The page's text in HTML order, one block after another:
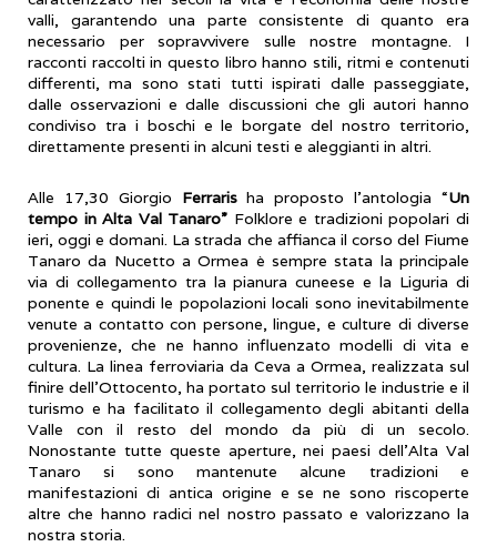
valli, garantendo una parte consistente di quanto era
necessario per sopravvivere sulle nostre montagne. I
racconti raccolti in questo libro hanno stili, ritmi e contenuti
differenti, ma sono stati tutti ispirati dalle passeggiate,
dalle osservazioni e dalle discussioni che gli autori hanno
condiviso tra i boschi e le borgate del nostro territorio,
direttamente presenti in alcuni testi e aleggianti in altri.
Alle 17,30 Giorgio Ferrarisha proposto l’antologia “Un
tempo in Alta Val Tanaro” Folklore e tradizioni popolari di
ieri, oggi e domani. La strada che affianca il corso del Fiume
Tanaro da Nucetto a Ormea è sempre stata la principale
via di collegamento tra la pianura cuneese e la Liguria di
ponente e quindi le popolazioni locali sono inevitabilmente
venute a contatto con persone, lingue, e culture di diverse
provenienze, che ne hanno influenzato modelli di vita e
cultura. La linea ferroviaria da Ceva a Ormea, realizzata sul
finire dell’Ottocento, ha portato sul territorio le industrie e il
turismo e ha facilitato il collegamento degli abitanti della
Valle con il resto del mondo da più di un secolo.
Nonostante tutte queste aperture, nei paesi dell’Alta Val
Tanaro si sono mantenute alcune tradizioni e
manifestazioni di antica origine e se ne sono riscoperte
altre che hanno radici nel nostro passato e valorizzano la
nostra storia.